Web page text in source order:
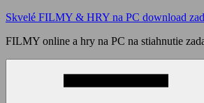
Skip
content
Skvelé FILMY & HRY na PC download
FILMY online a hry na PC na stiahnutie